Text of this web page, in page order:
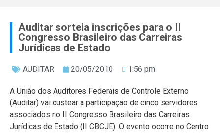
Auditar sorteia inscrições para o II
Congresso Brasileiro das Carreiras
Jurídicas de Estado
AUDITAR 20/05/2010 1:56 pm
A União dos Auditores Federais de Controle Externo
(Auditar) vai custear a participação de cinco servidores
associados no II Congresso Brasileiro das Carreiras
Jurídicas de Estado (II CBCJE). O evento ocorre no Centro